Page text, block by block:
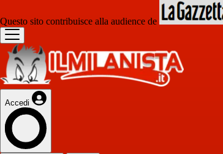
Questo sito contribuisce alla audience de
Accedi